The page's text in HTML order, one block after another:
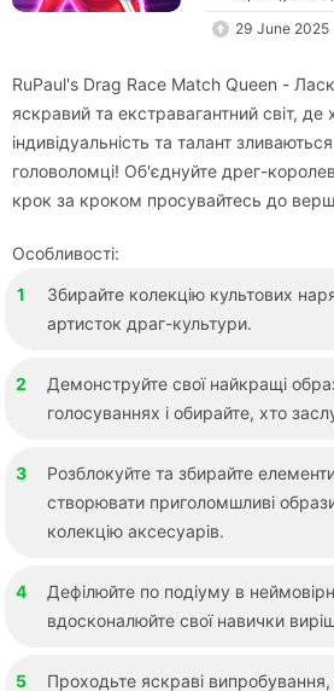
29 June 2025
RuPaul's Drag Race Match Queen -
яскравий та екстравагантний світ, де
індивідуальність та талант
головоломці! Об'єднуйте дрег-
крок за кроком просувайтесь до
Особливості:
Збирайте колекцію культових
артисток драг-культури.
Демонструйте свої найкращі
голосуваннях і обирайте, хто
Розблокуйте та збирайте
створювати приголомшливі
колекцію аксесуарів.
Дефілюйте по подіуму в
вдосконалюйте свої навички
Проходьте яскраві